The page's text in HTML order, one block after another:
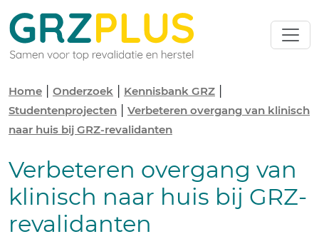
Home Onderzoek Kennisbank GRZ
Studentenprojecten
Verbeteren overgang van klinisch
naar huis bij GRZ-revalidanten
Verbeteren overgang van
klinisch naar huis bij GRZ-
revalidanten